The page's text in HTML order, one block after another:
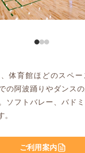
体育館ほどのスペー
の阿波踊りやダンス
ソフトバレー、バド
ご利用案内